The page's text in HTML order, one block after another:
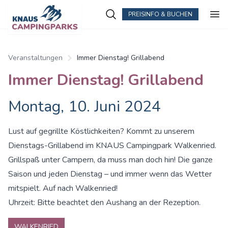
PREISINFO & BUCHEN
Veranstaltungen Immer Dienstag! Grillabend
Immer Dienstag! Grillabend
Montag, 10. Juni 2024
Lust auf gegrillte Köstlichkeiten? Kommt zu unserem
Dienstags-Grillabend im KNAUS Campingpark Walkenried.
Grillspaß unter Campern, da muss man doch hin! Die ganze
Saison und jeden Dienstag – und immer wenn das Wetter
mitspielt. Auf nach Walkenried!
Uhrzeit: Bitte beachtet den Aushang an der Rezeption.